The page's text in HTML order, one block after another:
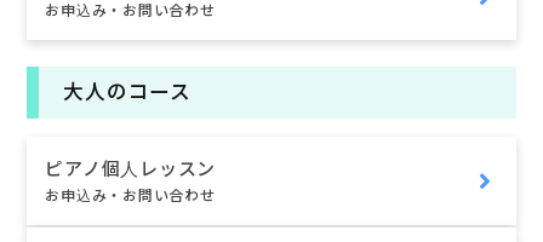
お申込み・お問い合わせ
大人のコース
ピアノ個人レッスン
お申込み・お問い合わせ